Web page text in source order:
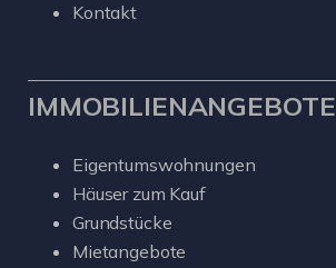
Kontakt
IMMOBILIENANGEBOTE
Eigentumswohnungen
Häuser zum Kauf
Grundstücke
Mietangebote